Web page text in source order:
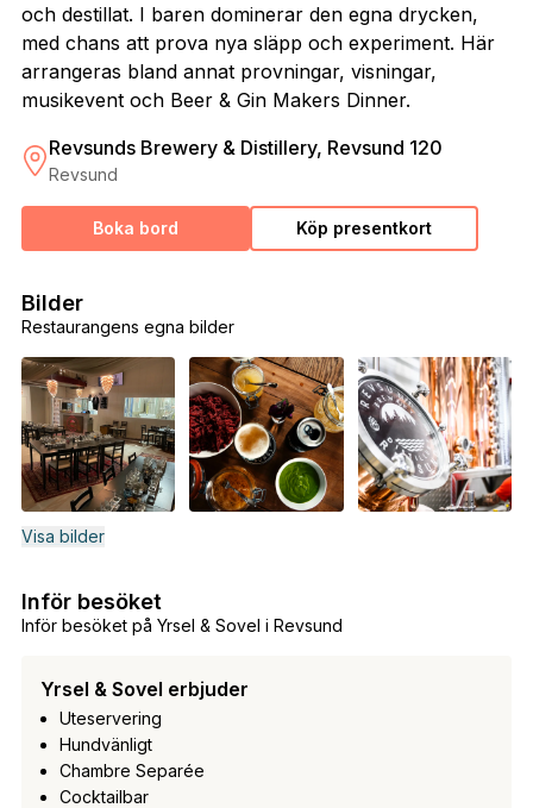
och destillat. I baren dominerar den egna drycken,
med chans att prova nya släpp och experiment. Här
arrangeras bland annat provningar, visningar,
musikevent och Beer & Gin Makers Dinner.
Revsunds Brewery & Distillery, Revsund 120
Revsund
Boka bord Köp presentkort
Restaurangens egna bilder
Bilder
Visa bilder
Inför besöket på Yrsel & Sovel i Revsund
Inför besöket
Yrsel & Sovel erbjuder
Uteservering
Hundvänligt
Chambre Separée
Cocktailbar